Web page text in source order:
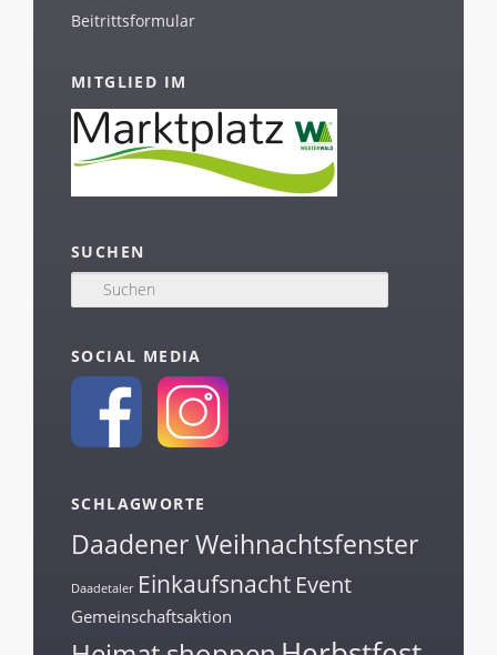
Beitrittsformular
MITGLIED IM
SUCHEN
u
e
n
SOCIAL MEDIA
SCHLAGWORTE
Daadener Weihnachtsfenster
Daadetaler Einkaufsnacht Event
Gemeinschaftsaktion